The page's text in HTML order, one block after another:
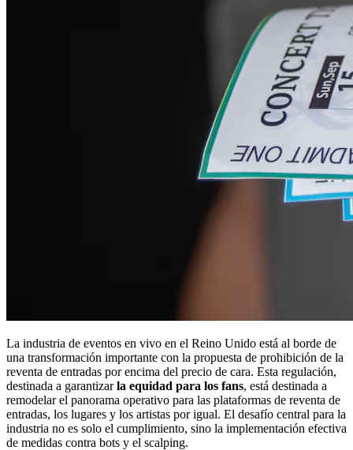
La industria de eventos en vivo en el Reino Unido está al borde de
una transformación importante con la propuesta de prohibición de la
reventa de entradas por encima del precio de cara. Esta regulación,
destinada a garantizarla equidad para los fans, está destinada a
remodelar el panorama operativo para las plataformas de reventa de
entradas, los lugares y los artistas por igual. El desafío central para la
industria no es solo el cumplimiento, sino la implementación efectiva
de medidas contra bots y el scalping.